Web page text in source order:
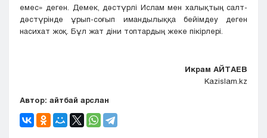
емес» деген. Демек, дәстүрлі Ислам мен халықтың салт-
дәстүрінде ұрып-соғып имандылыққа бейімдеу деген
насихат жоқ. Бұл жат діни топтардың жеке пікірлері.
Икрам АЙТАЕВ
Kazislam.kz
Автор: айтбай арслан